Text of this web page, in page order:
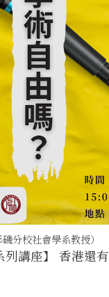
分校社會學系教授）
【變化中的香港系